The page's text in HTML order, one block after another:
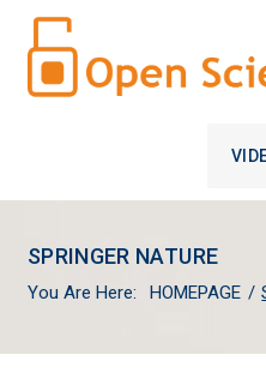
SPRINGER NATURE
You Are Here: HOMEPAGE /